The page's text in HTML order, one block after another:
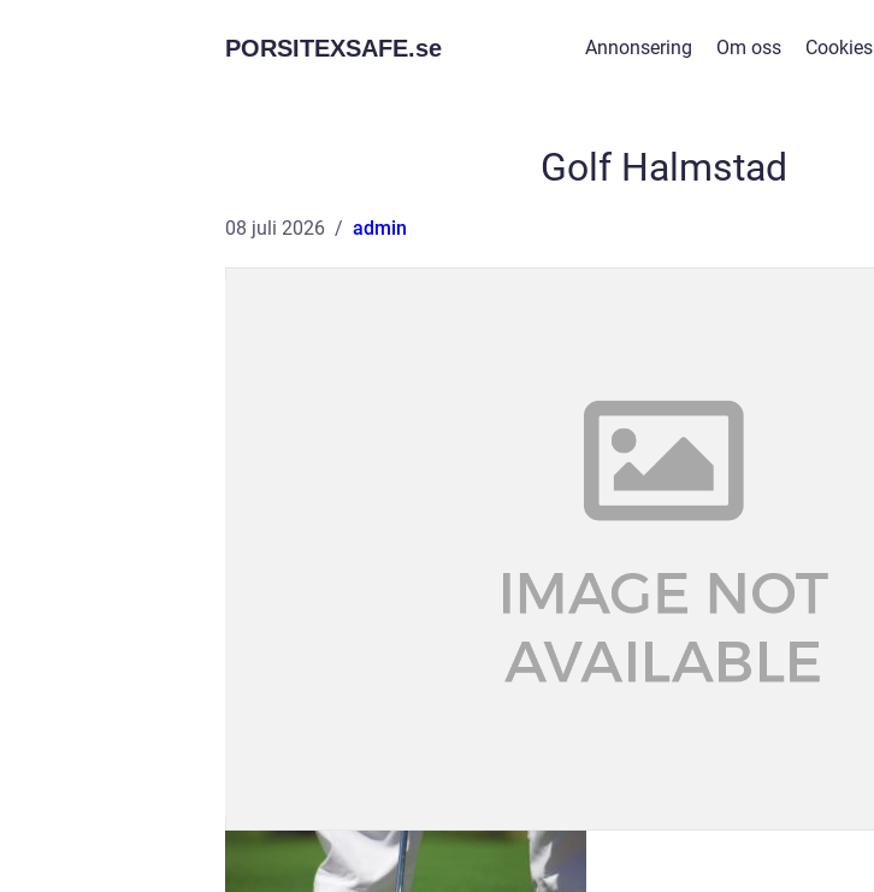
PORSITEXSAFE.se Annonsering Om oss Cookies
Golf Halmstad
08 juli 2026 admin